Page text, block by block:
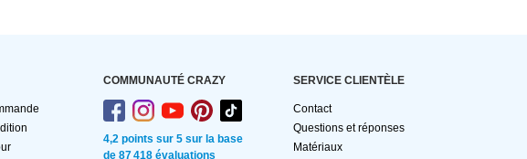
COMMUNAUTÉ CRAZY
4,2 points sur 5 sur la base
de 87 418 évaluations
SERVICE CLIENTÈLE
Contact
Questions et réponses
Matériaux